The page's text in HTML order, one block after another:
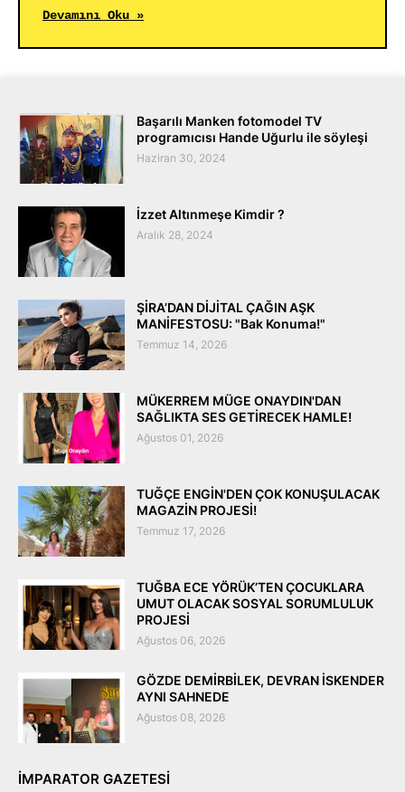
Devamını Oku »
Başarılı Manken fotomodel TV
programıcısı Hande Uğurlu ile söyleşi
Haziran 30, 2024
İzzet Altınmeşe Kimdir ?
Aralık 28, 2024
ŞİRA’DAN DİJİTAL ÇAĞIN AŞK
MANİFESTOSU: "Bak Konuma!"
Temmuz 14, 2026
MÜKERREM MÜGE ONAYDIN'DAN
SAĞLIKTA SES GETİRECEK HAMLE!
Ağustos 01, 2026
TUĞÇE ENGİN'DEN ÇOK KONUŞULACAK
MAGAZİN PROJESİ!
Temmuz 17, 2026
TUĞBA ECE YÖRÜK’TEN ÇOCUKLARA
UMUT OLACAK SOSYAL SORUMLULUK
PROJESİ
Ağustos 06, 2026
GÖZDE DEMİRBİLEK, DEVRAN İSKENDER
AYNI SAHNEDE
Ağustos 08, 2026
IMPARATOR GAZETESI